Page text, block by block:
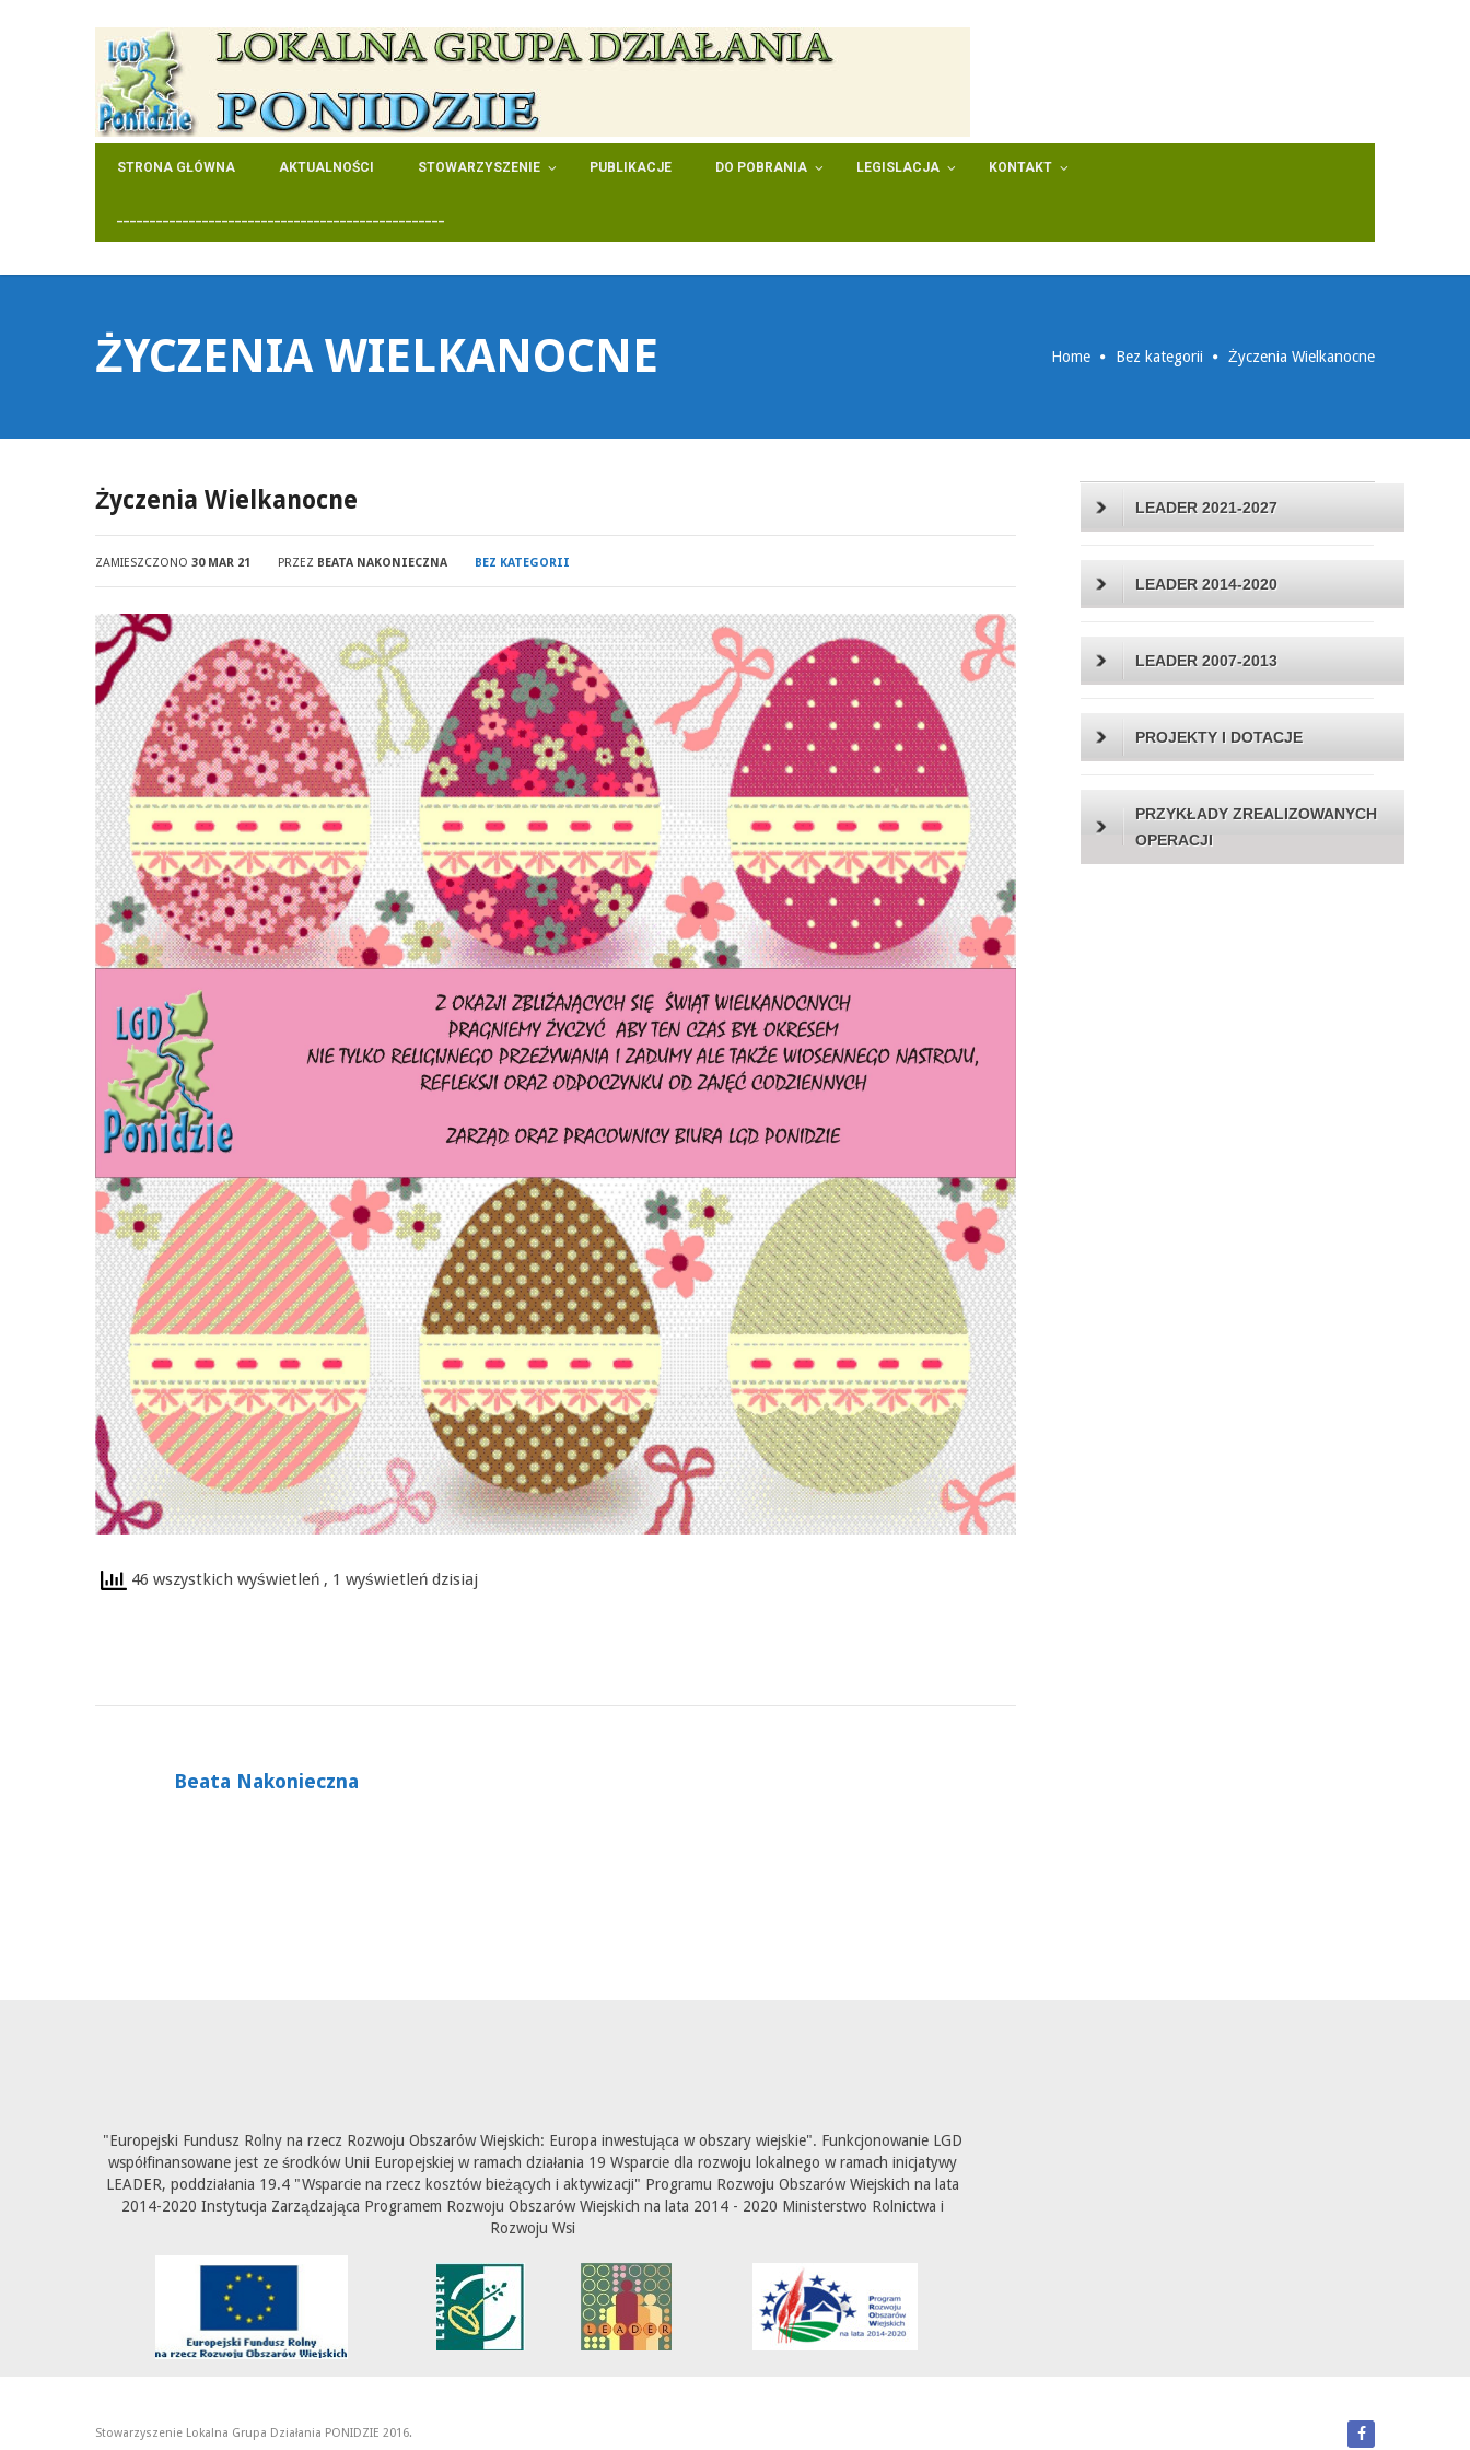
STRONA GŁÓWNA AKTUALNOŚCI STOWARZYSZENIE PUBLIKACJE DO POBRANIA LEGISLACJA KONTAKT
__________________________________________________
ŻYCZENIA WIELKANOCNE Home Bez kategorii Życzenia Wielkanocne
Życzenia Wielkanocne
ZAMIESZCZONO 30 MAR 21 PRZEZ BEATA NAKONIECZNA BEZ KATEGORII
46 wszystkich wyświetleń , 1 wyświetleń dzisiaj
Beata Nakonieczna
LEADER 2021-2027
LEADER 2014-2020
LEADER 2007-2013
PROJEKTY I DOTACJE
PRZYKŁADY ZREALIZOWANYCH
OPERACJI
"Europejski Fundusz Rolny na rzecz Rozwoju Obszarów Wiejskich: Europa inwestująca w obszary wiejskie". Funkcjonowanie LGD
współfinansowane jest ze środków Unii Europejskiej w ramach działania 19 Wsparcie dla rozwoju lokalnego w ramach inicjatywy
LEADER, poddziałania 19.4 "Wsparcie na rzecz kosztów bieżących i aktywizacji" Programu Rozwoju Obszarów Wiejskich na lata
2014-2020 Instytucja Zarządzająca Programem Rozwoju Obszarów Wiejskich na lata 2014 - 2020 Ministerstwo Rolnictwa i
Rozwoju Wsi
Stowarzyszenie Lokalna Grupa Działania PONIDZIE 2016.